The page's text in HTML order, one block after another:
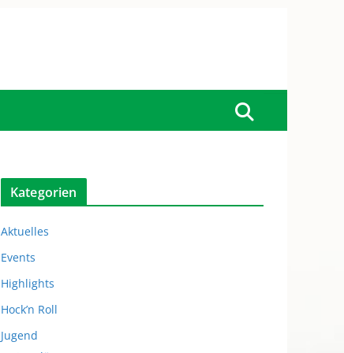
Kategorien
Aktuelles
Events
Highlights
Hock’n Roll
Jugend